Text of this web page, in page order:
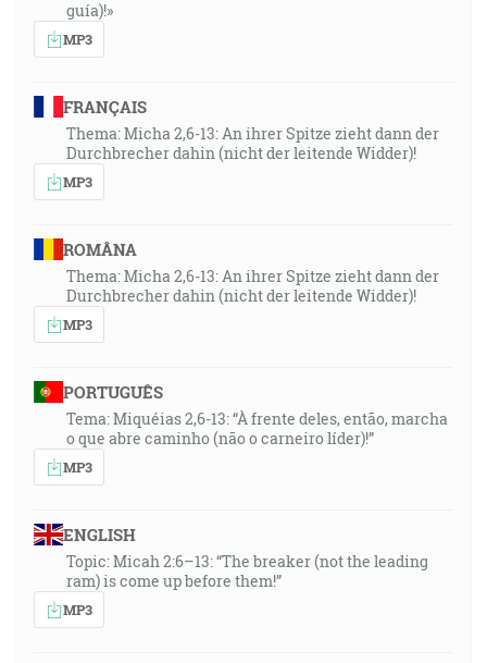
guía)!»
MP3
FRANÇAIS
Thema: Micha 2,6-13: An ihrer Spitze zieht dann der
Durchbrecher dahin (nicht der leitende Widder)!
MP3
ROMÂNA
Thema: Micha 2,6-13: An ihrer Spitze zieht dann der
Durchbrecher dahin (nicht der leitende Widder)!
MP3
PORTUGUÊS
Tema: Miquéias 2,6-13: “À frente deles, então, marcha
o que abre caminho (não o carneiro líder)!”
MP3
ENGLISH
Topic: Micah 2:6–13: “The breaker (not the leading
ram) is come up before them!”
MP3